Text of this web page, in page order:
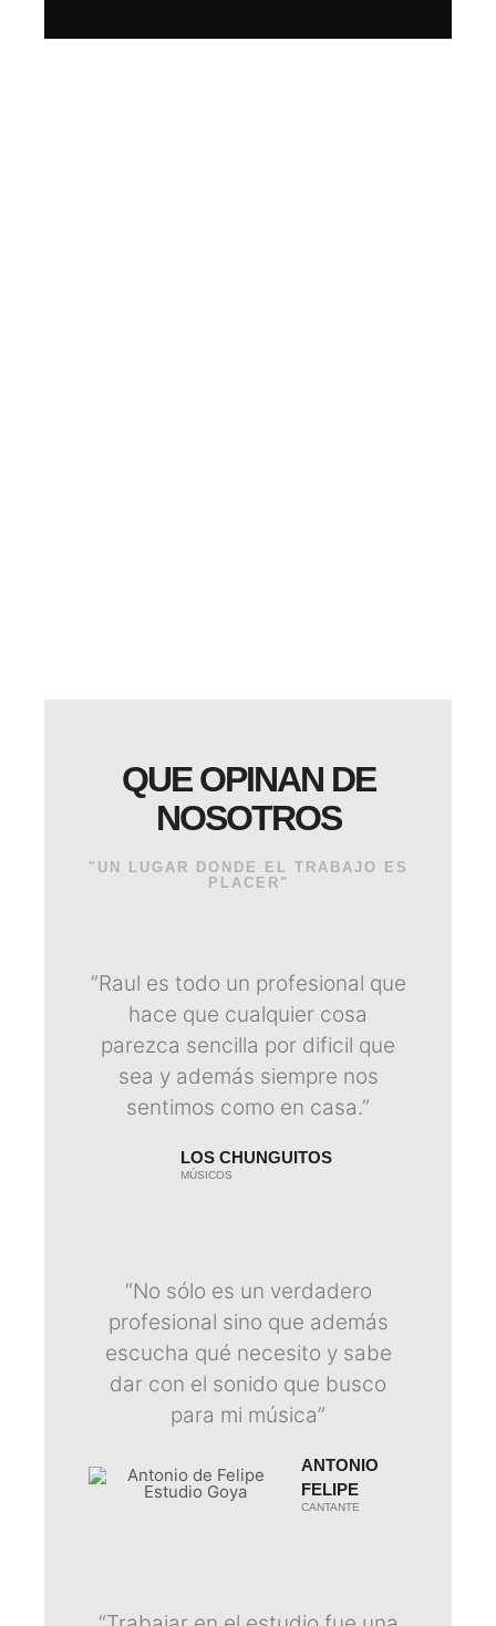
QUE OPINAN DE
NOSOTROS
"UN LUGAR DONDE EL TRABAJO ES
PLACER"
”Raul es todo un profesional que
hace que cualquier cosa
parezca sencilla por dificil que
sea y además siempre nos
sentimos como en casa.”
LOS CHUNGUITOS
MÚSICOS
“No sólo es un verdadero
profesional sino que además
escucha qué necesito y sabe
dar con el sonido que busco
para mi música”
ANTONIO
FELIPE
CANTANTE